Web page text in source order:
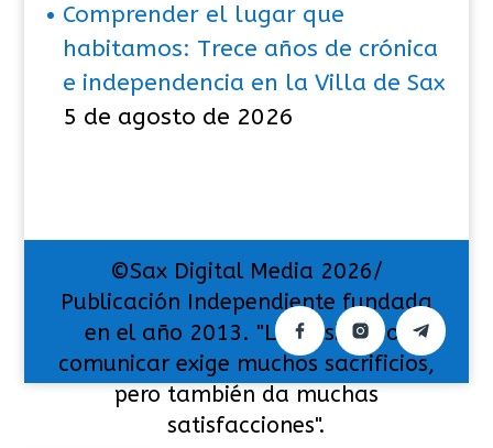
Comprender el lugar que
habitamos: Trece años de crónica
e independencia en la Villa de Sax
5 de agosto de 2026
©Sax Digital Media 2026/
Publicación Independiente fundada
en el año 2013. "La pasión por
comunicar exige muchos sacrificios,
pero también da muchas
satisfacciones".